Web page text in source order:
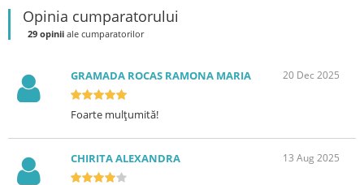
Opinia cumparatorului
29 opinii ale cumparatorilor
GRAMADA ROCAS RAMONA MARIA 20 Dec 2025
Foarte mulțumită!
CHIRITA ALEXANDRA 13 Aug 2025